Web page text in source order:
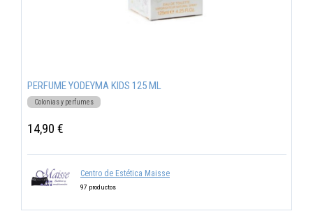
PERFUME YODEYMA KIDS 125 ML
Colonias y perfumes
14,90 €
Centro de Estética Maisse
97 productos